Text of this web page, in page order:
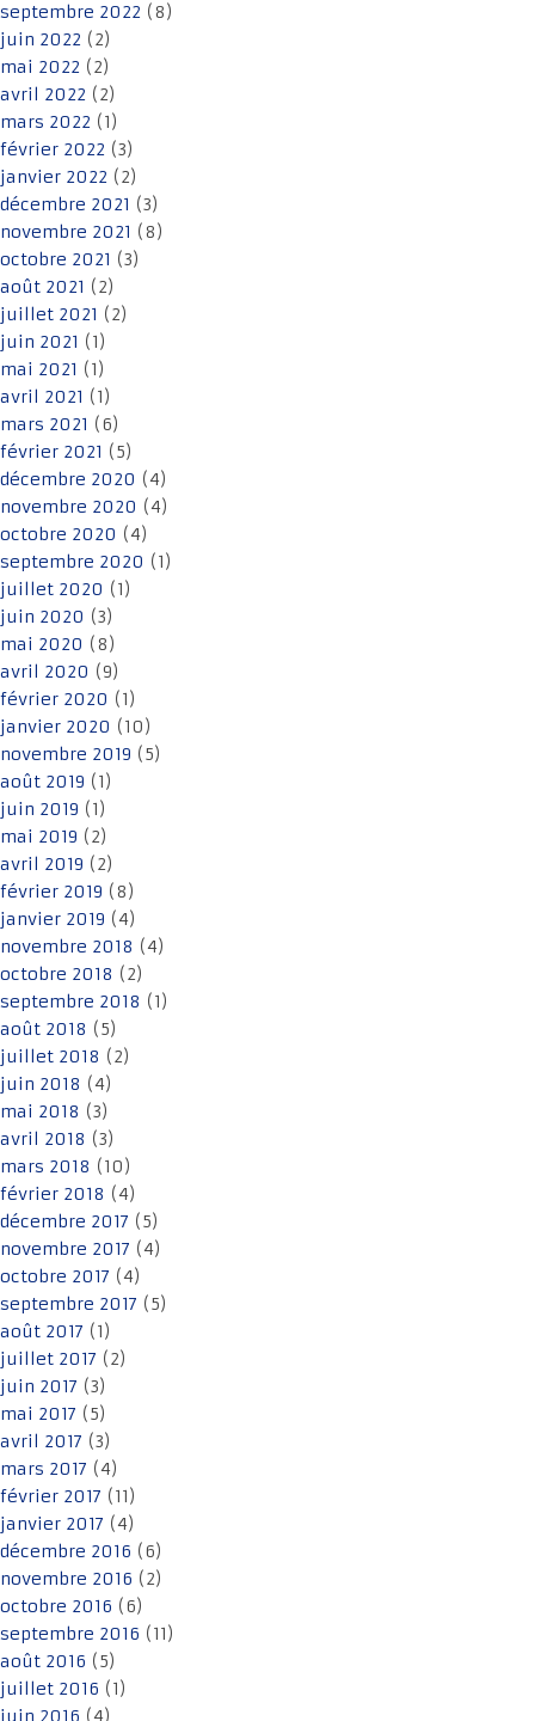
septembre 2022 (8)
juin 2022 (2)
mai 2022 (2)
avril 2022 (2)
mars 2022 (1)
février 2022 (3)
janvier 2022 (2)
décembre 2021 (3)
novembre 2021 (8)
octobre 2021 (3)
août 2021 (2)
juillet 2021 (2)
juin 2021 (1)
mai 2021 (1)
avril 2021 (1)
mars 2021 (6)
février 2021 (5)
décembre 2020 (4)
novembre 2020 (4)
octobre 2020 (4)
septembre 2020 (1)
juillet 2020 (1)
juin 2020 (3)
mai 2020 (8)
avril 2020 (9)
février 2020 (1)
janvier 2020 (10)
novembre 2019 (5)
août 2019 (1)
juin 2019 (1)
mai 2019 (2)
avril 2019 (2)
février 2019 (8)
janvier 2019 (4)
novembre 2018 (4)
octobre 2018 (2)
septembre 2018 (1)
août 2018 (5)
juillet 2018 (2)
juin 2018 (4)
mai 2018 (3)
avril 2018 (3)
mars 2018 (10)
février 2018 (4)
décembre 2017 (5)
novembre 2017 (4)
octobre 2017 (4)
septembre 2017 (5)
août 2017 (1)
juillet 2017 (2)
juin 2017 (3)
mai 2017 (5)
avril 2017 (3)
mars 2017 (4)
février 2017 (11)
janvier 2017 (4)
décembre 2016 (6)
novembre 2016 (2)
octobre 2016 (6)
septembre 2016 (11)
août 2016 (5)
juillet 2016 (1)
juin 2016 (4)